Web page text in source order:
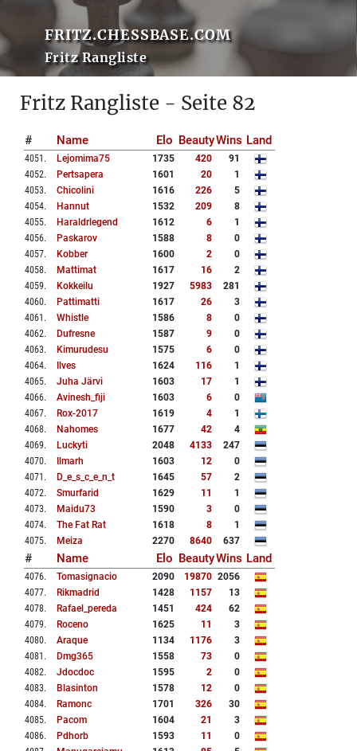
FRITZ.CHESSBASE.COM
Fritz Rangliste
Fritz Rangliste - Seite 82
# Name Elo BeautyWins Land
4051 . Lejomima75 1735 420
91
4052. Pertsapera 1601 20
1
4053. Chicolini 1616 226
5
4054. Hannut 1532 209
8
4055. Haraldrlegend 1612 6
1
4056. Paskarov 1588 8
0
4057. Kobber 1600 2
0
4058. Mattimat 1617 16
2
4059. Kokkeilu 1927 5983
281
4060. Pattimatti 1617 26
3
4061 . Whistle 1586 8
0
4062. Dufresne 1587 9
0
4063. Kimurudesu 1575 6
0
4064. Ilves 1624 116
1
4065. Juha Järvi 1603 17
1
4066. Avinesh_fiji 1603 6
0
4067. Rox-2017 1619 4
1
4068. Nahomes 1677 42
4
4069. Luckyti 2048 4133
247
4070. Ilmarh 1603 12
0
4071 . D_e_s_c_e_n_t 1645 57
2
4072. Smurfarid 1629 11
1
4073. Maidu73 1590 3
0
4074. The Fat Rat 1618 8
1
4075. Meiza 2270 8640 637
# Name Elo BeautyWins Land
4076. Tomasignacio 2090 19870 2056
4077. Rikmadrid 1428 1157
13
4078. Rafael_pereda 1451 424
62
4079. Roceno 1625 11
3
4080. Araque 1134 1176
3
4081 . Dmg365 1558 73
0
4082. Jdocdoc 1595 2
0
4083. Blasinton 1578 12
0
4084. Ramonc 1701 326
30
4085. Pacom 1604 21
3
4086. Pdhorb 1593 11
0